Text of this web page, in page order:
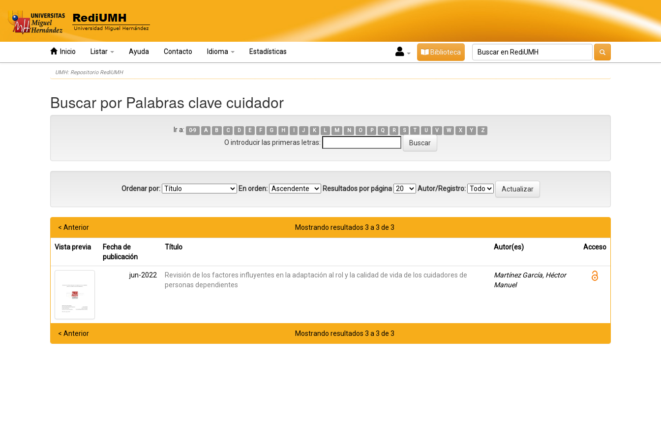
Inicio Listar Ayuda Contacto Idioma Estadísticas Biblioteca
UMH: Repositorio RediUMH
Buscar por Palabras clave cuidador
Ir a: 0-9 A B C D E F G H I J K L M N O P Q R S T U V W X Y Z
O introducir las primeras letras:
Ordenar por: En orden: Resultados por página Autor/Registro:
Mostrando resultados 3 a 3 de 3
< Anterior
Vista previa
Fecha de
publicación
Título Autor(es) Acceso
jun-2022
Revisión de los factores influyentes en la adaptación al rol y la calidad de vida de los cuidadores de
personas dependientes
Martínez García, Héctor
Manuel
Mostrando resultados 3 a 3 de 3
< Anterior